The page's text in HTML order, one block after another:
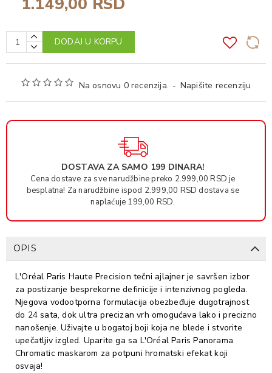
Na osnovu 0 recenzija. - Napišite recenziju
DODAJ U KORPU
DOSTAVA ZA SAMO 199 DINARA!
Cena dostave za sve narudžbine preko 2.999,00 RSD je
besplatna! Za narudžbine ispod 2.999,00 RSD dostava se
naplaćuje 199,00 RSD.
OPIS
L'Oréal Paris Haute Precision tečni ajlajner je savršen izbor
za postizanje besprekorne definicije i intenzivnog pogleda.
Njegova vodootporna formulacija obezbeđuje dugotrajnost
do 24 sata, dok ultra precizan vrh omogućava lako i precizno
nanošenje. Uživajte u bogatoj boji koja ne blede i stvorite
upečatljiv izgled. Uparite ga sa L'Oréal Paris Panorama
Chromatic maskarom za potpuni hromatski efekat koji
osvaja!